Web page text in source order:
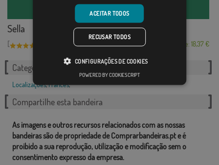
Sella
[ Desde: 18,37 €
Categorias relacionadas:
Localizações,Francês,
Compartilhe esta bandeira
As imagens e outros recursos relacionados com as nossas
bandeiras são de propriedade de Comprarbandeiras.pt e é
proibido a sua reprodução, utilização e modificação sem o
consentimento expresso da empresa.
ACEITAR TODOS
RECUSAR TODOS
CONFIGURAÇÕES DE COOKIES
POWERED BY COOKIESCRIPT